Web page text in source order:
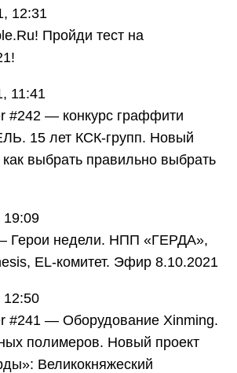
12:31
Пройди тест на
11:41
#242 — конкурс граффити
15 лет КСК-групп. Новый
выбрать правильно выбрать
19:09
Герои недели. НПП «ГЕРДА»,
EL-комитет. Эфир 8.10.2021
12:50
#241 — Оборудование Xinming.
полимеров. Новый проект
Великокняжеский